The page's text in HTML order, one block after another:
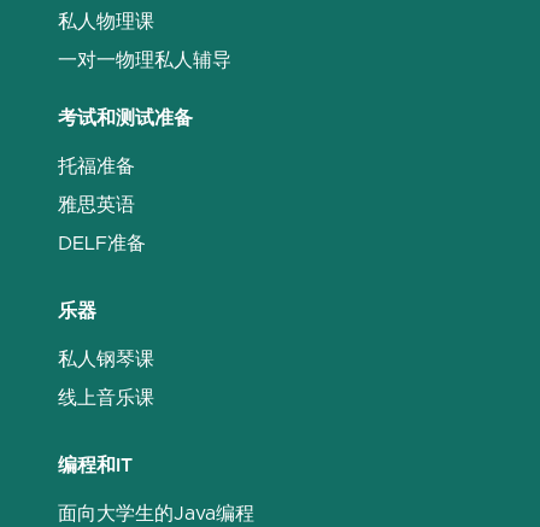
私人物理课
一对一物理私人辅导
考试和测试准备
托福准备
雅思英语
DELF准备
乐器
私人钢琴课
线上音乐课
编程和IT
面向大学生的Java编程